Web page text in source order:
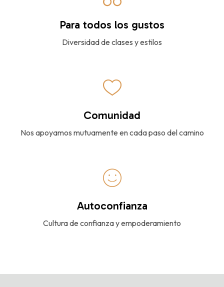
Para todos los gustos
Diversidad de clases y estilos
Comunidad
Nos apoyamos mutuamente en cada paso del camino
Autoconfianza
Cultura de confianza y empoderamiento